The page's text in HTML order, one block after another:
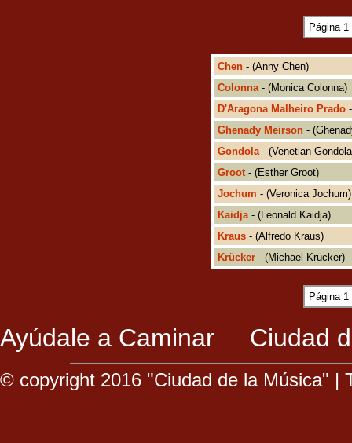
Página 1
Chen - (Anny Chen)
Colonna- (Monica Colonna)
D'Aragona Malheiro Prado
Ghenady Meirson -
Gondola- (Venetian
Groot - (Esther Groot)
Jochum - (Veronica Jochum)
Kaidja- (Leonald Kaidja)
Kraus - (Alfredo Kraus)
Krücker - (Michael Krücker)
Página 1
Ayúdale a Caminar Ciudad
© copyright 2016 "Ciudad de la Música" |